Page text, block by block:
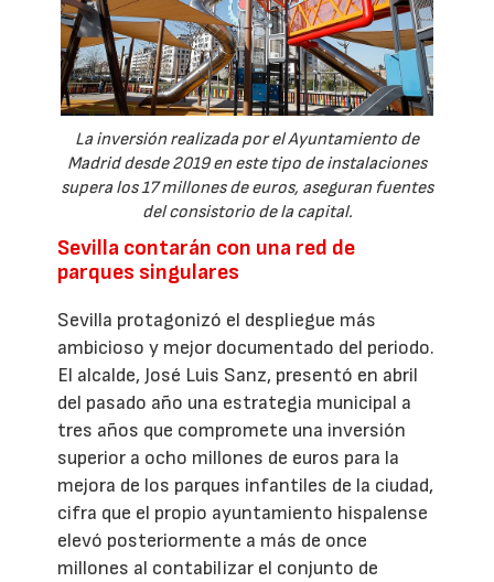
La inversión realizada por el Ayuntamiento de
Madrid desde 2019 en este tipo de instalaciones
supera los 17 millones de euros, aseguran fuentes
del consistorio de la capital.
Sevilla contarán con una red de
parques singulares
Sevilla protagonizó el despliegue más
ambicioso y mejor documentado del periodo.
El alcalde, José Luis Sanz, presentó en abril
del pasado año una estrategia municipal a
tres años que compromete una inversión
superior a ocho millones de euros para la
mejora de los parques infantiles de la ciudad,
cifra que el propio ayuntamiento hispalense
elevó posteriormente a más de once
millones al contabilizar el conjunto de